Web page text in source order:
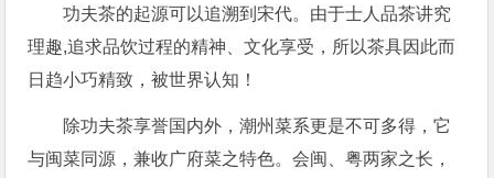
功夫茶的起源可以追溯到宋代。由于士人品茶讲究
理趣,追求品饮过程的精神、文化享受，所以茶具因此而
日趋小巧精致，被世界认知！
除功夫茶享誉国内外，潮州菜系更是不可多得，它
与闽菜同源，兼收广府菜之特色。会闽、粤两家之长，